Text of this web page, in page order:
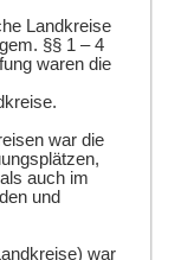
Landkreise
§§ 1 – 4
waren die
war die
auch im
und
war